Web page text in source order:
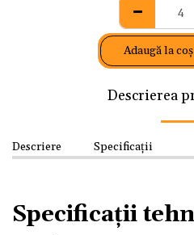
Adaugă la coş
Descrierea
Descriere Specificații
Specificații